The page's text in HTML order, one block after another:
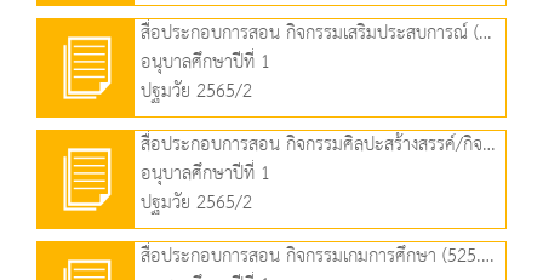
สื่อประกอบการสอน กิจกรรมเสริมประสบการณ์ (1.54 MB)
อนุบาลศึกษาปีที่ 1
ปฐมวัย 2565/2
สื่อประกอบการสอน กิจกรรมศิลปะสร้างสรรค์/กิจกรรมเล่นตามมุม (2.31 MB)
อนุบาลศึกษาปีที่ 1
ปฐมวัย 2565/2
สื่อประกอบการสอน กิจกรรมเกมการศึกษา (525.76 KB)